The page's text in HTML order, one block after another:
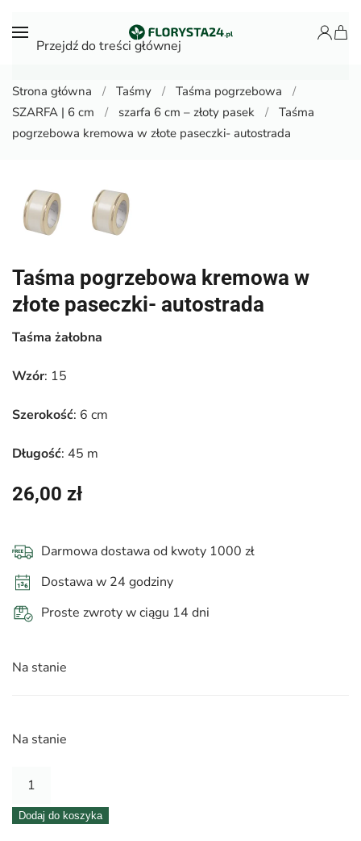
Przejdź do treści głównej
Strona główna Taśmy
Taśma pogrzebowa
SZARFA | 6 cm
szarfa 6 cm – złoty pasek
Taśma
pogrzebowa kremowa w złote paseczki- autostrada
Taśma pogrzebowa kremowa w
złote paseczki- autostrada
Taśma żałobna
Wzór: 15
Szerokość: 6 cm
Długość: 45 m
26,00 zł
Darmowa dostawa od kwoty 1000 zł
Dostawa w 24 godziny
Proste zwroty w ciągu 14 dni
Na stanie
Na stanie
ilość
pogrzebowa
Dodaj do koszyka